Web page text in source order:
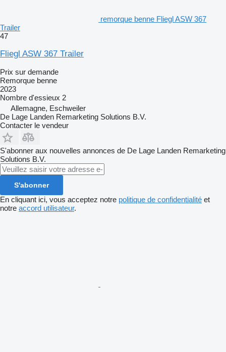
remorque benne Fliegl ASW 367
Trailer
47
Fliegl ASW 367 Trailer
Prix sur demande
Remorque benne
2023
Nombre d'essieux 2
Allemagne, Eschweiler
De Lage Landen Remarketing Solutions B.V.
Contacter le vendeur
S'abonner aux nouvelles annonces de De Lage Landen Remarketing
Solutions B.V.
S'abonner
En cliquant ici, vous acceptez notre politique de confidentialité et
notre accord utilisateur.